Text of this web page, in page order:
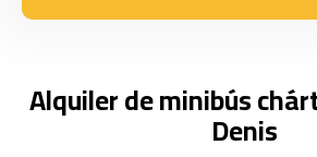
Alquiler de minibús
Denis